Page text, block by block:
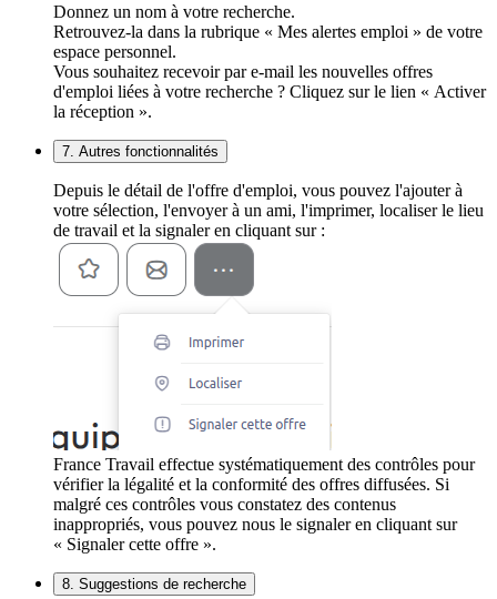
Donnez un nom à votre recherche.
Retrouvez-la dans la rubrique « Mes alertes emploi » de votre
espace personnel.
Vous souhaitez recevoir par e-mail les nouvelles offres
d'emploi liées à votre recherche ? Cliquez sur le lien « Activer
la réception ».
7. Autres fonctionnalités
Depuis le détail de l'offre d'emploi, vous pouvez l'ajouter à
votre sélection, l'envoyer à un ami, l'imprimer, localiser le lieu
de travail et la signaler en cliquant sur :
France Travail effectue systématiquement des contrôles pour
vérifier la légalité et la conformité des offres diffusées. Si
malgré ces contrôles vous constatez des contenus
inappropriés, vous pouvez nous le signaler en cliquant sur
« Signaler cette offre ».
8. Suggestions de recherche